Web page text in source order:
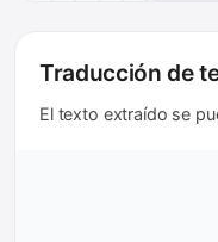
Traducción de
El texto extraído se